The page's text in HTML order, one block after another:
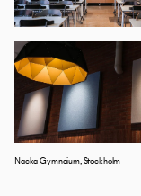
Nacka Gymnaium, Stockholm